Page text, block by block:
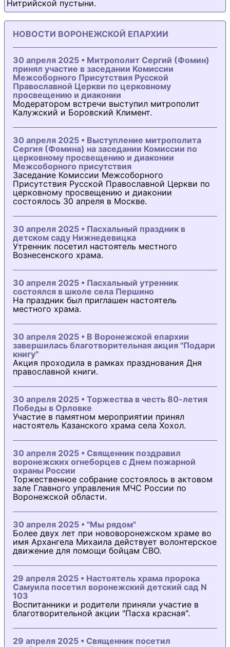
Нитрийской пустыни.
НОВОСТИ ВОРОНЕЖСКОЙ ЕПАРХИИ
30 апреля 2025 • Митрополит Сергий (Фомин)
принял участие в заседании Комиссии
Межсоборного Присутствия Русской
Православной Церкви по церковному
просвещению и диаконии
Модератором встречи выступил митрополит
Калужский и Боровский Климент.
30 апреля 2025 • Выступление митрополита
Сергия (Фомина) на заседании Комиссии по
церковному просвещению и диаконии
Межсоборного присутствия
Заседание Комиссии Межсоборного
Присутствия Русской Православной Церкви по
церковному просвещению и диаконии
состоялось 30 апреля в Москве.
30 апреля 2025 • Пасхальный праздник в
детском саду Нижнедевицка
Утренник посетил настоятель местного
Вознесенского храма.
30 апреля 2025 • Пасхальный утренник
состоялся в школе села Першино
На праздник был приглашен настоятель
местного храма.
30 апреля 2025 • В Воронежской епархии
завершилась благотворительная акция "Подари
книгу"
Акция проходила в рамках празднования Дня
православной книги.
30 апреля 2025 • Торжества в честь 80-летия
Победы в Орловке
Участие в памятном мероприятии принял
настоятель Казанского храма села Хохол.
30 апреля 2025 • Священник поздравил
воронежских огнеборцев с Днем пожарной
охраны России
Торжественное собрание состоялось в актовом
зале Главного управления МЧС России по
Воронежской области.
30 апреля 2025 • "Мы рядом"
Более двух лет при нововоронежском храме во
имя Архангела Михаила действует волонтерское
движение для помощи бойцам СВО.
29 апреля 2025 • Настоятель храма пророка
Самуила посетил воронежский детский сад N
103
Воспитанники и родители приняли участие в
благотворительной акции "Пасха красная".
29 апреля 2025 • Священник посетил